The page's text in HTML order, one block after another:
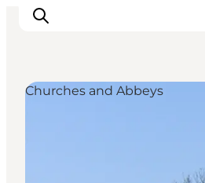
Churches and Abbeys